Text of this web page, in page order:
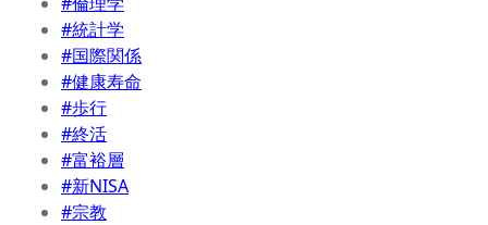
#統計学
#国際関係
#健康寿命
#歩行
#終活
#富裕層
#新NISA
#宗教